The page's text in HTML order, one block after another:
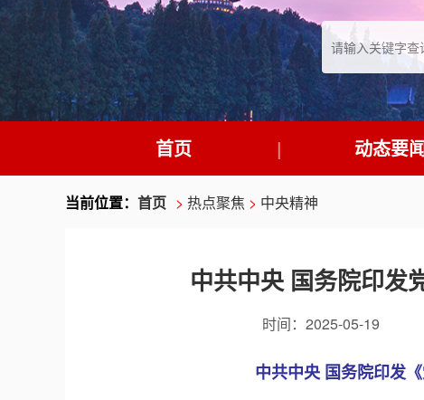
首页 动态要
当前位置： 首页 > 热点聚焦 > 中央精神
中共中央 国务院印发
时间： 2025-05-19
中共中央 国务院印发